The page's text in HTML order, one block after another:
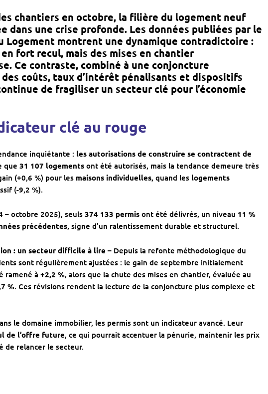
chantiers en octobre, la filière du logement neuf
dans une crise profonde. Les données publiées par le
Logement montrent une dynamique contradictoire :
fort recul, mais des mises en chantier
. Ce contraste, combiné à une conjoncture
coûts, taux d’intérêt pénalisants et dispositifs
de fragiliser un secteur clé pour l’économie
clé au rouge
inquiétante : les autorisations de construire se contractent de
que 31 107 logements ont été autorisés, mais la tendance demeure très
(+0,6 %) pour les maisons individuelles, quand les logements
(-9,2 %).
– octobre 2025), seuls374 133 permis ont été délivrés, un niveau 11 %
précédentes, signe d’un ralentissement durable et structurel.
: un secteur difficile à lire – Depuis la refonte méthodologique du
sont régulièrement ajustées : le gain de septembre initialement
ramené à +2,2 %, alors que la chute des mises en chantier, évaluée au
%. Ces révisions rendent la lecture de la conjoncture plus complexe et
le domaine immobilier, les permis sont un indicateur avancé. Leur
de l’offre future, ce qui pourrait accentuer la pénurie, maintenir les prix
de relancer le secteur.